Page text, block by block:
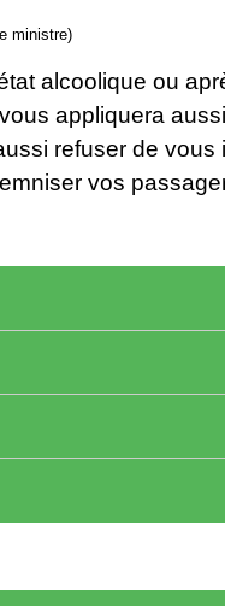
ministre)
alcoolique ou
appliquera
refuser de
vos